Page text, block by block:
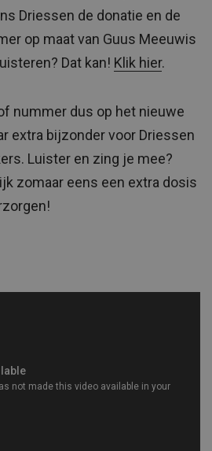
Driessen de donatie en de
op maat van Guus Meeuwis
Dat kan! Klik hier.
nummer dus op het nieuwe
extra bijzonder voor Driessen
Luister en zing je mee?
zomaar eens een extra dosis